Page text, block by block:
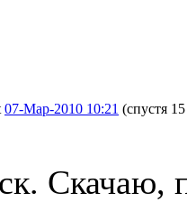
07-Мар-2010 10:21 (спустя
Скачаю,